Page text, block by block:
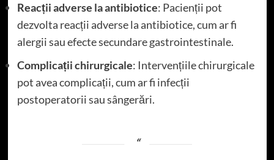
Reacții adverse la antibiotice: Pacienții pot
dezvolta reacții adverse la antibiotice, cum ar fi
alergii sau efecte secundare gastrointestinale.
Complicații chirurgicale: Intervențiile chirurgicale
pot avea complicații, cum ar fi infecții
postoperatorii sau sângerări.